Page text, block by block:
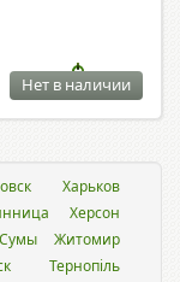
Нет в наличии
Харьков
Херсон
Сумы
Житомир
Тернопіль